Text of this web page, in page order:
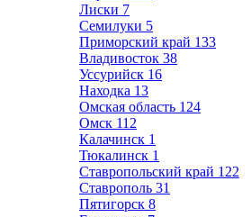
Лиски 7
Семилуки 5
Приморский край 133
Владивосток 38
Уссурийск 16
Находка 13
Омская область 124
Омск 112
Калачинск 1
Тюкалинск 1
Ставропольский край 122
Ставрополь 31
Пятигорск 8